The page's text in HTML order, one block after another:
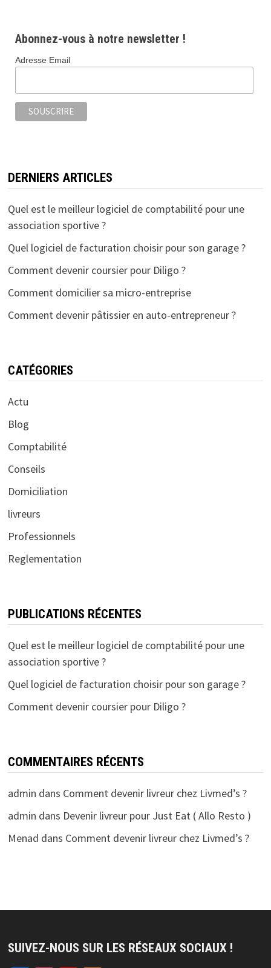
Abonnez-vous à notre newsletter !
Adresse Email
DERNIERS ARTICLES
Quel est le meilleur logiciel de comptabilité pour une
association sportive ?
Quel logiciel de facturation choisir pour son garage ?
Comment devenir coursier pour Diligo ?
Comment domicilier sa micro-entreprise
Comment devenir pâtissier en auto-entrepreneur ?
CATÉGORIES
Actu
Blog
Comptabilité
Conseils
Domiciliation
livreurs
Professionnels
Reglementation
PUBLICATIONS RÉCENTES
Quel est le meilleur logiciel de comptabilité pour une
association sportive ?
Quel logiciel de facturation choisir pour son garage ?
Comment devenir coursier pour Diligo ?
COMMENTAIRES RÉCENTS
admin dans Comment devenir livreur chez Livmed’s ?
admin dans Devenir livreur pour Just Eat ( Allo Resto )
Menad dans Comment devenir livreur chez Livmed’s ?
SUIVEZ-NOUS SUR LES RÉSEAUX SOCIAUX !